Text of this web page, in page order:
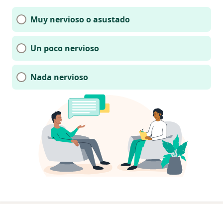
Muy nervioso o asustado
Un poco nervioso
Nada nervioso